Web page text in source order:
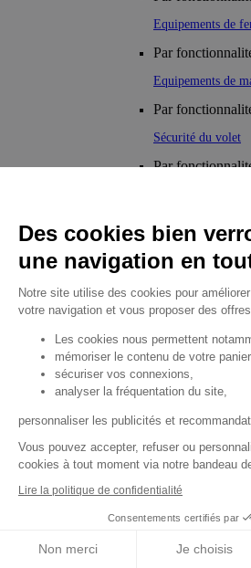
Equipements de
Par
Equipements de
Par
Sécurité du volet
Par
Par fonctionnalité
Equipements de
•Judas de porte
Fermes-portes
•Arrêts de porte
•Butoirs de porte
• Charnières de
• Accessoires de
Les astuces
Les équipements
Les équipements
Des cookies bien
une navigation en
Notre site utilise des cookies pour
votre navigation et vous proposer des
Les cookies nous permettent
mémoriser le contenu de votre panier,
sécuriser vos connexions,
analyser la fréquentation du site,
personnaliser les publicités et
Vous pouvez accepter, refuser ou
cookies à tout moment via notre bandeau
Lire la politique de confidentialité
Consentements certifiés par
Non merci Je choisis